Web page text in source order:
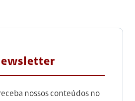
nossos conteúdos no